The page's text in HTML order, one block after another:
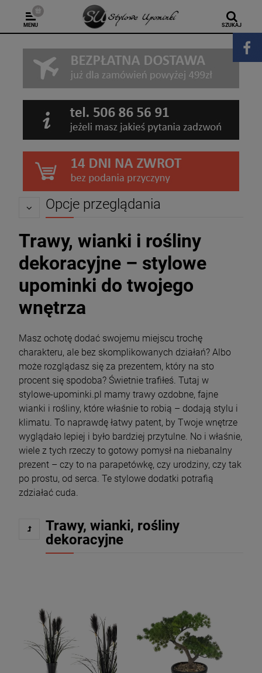
MENU SZUKAJ
Opcje przeglądania
Trawy, wianki i rośliny
dekoracyjne – stylowe
upominki do twojego
wnętrza
Masz ochotę dodać swojemu miejscu trochę
charakteru, ale bez skomplikowanych działań? Albo
może rozglądasz się za prezentem, który na sto
procent się spodoba? Świetnie trafiłeś. Tutaj w
stylowe-upominki.pl mamy trawy ozdobne, fajne
wianki i rośliny, które właśnie to robią – dodają stylu i
klimatu. To naprawdę łatwy patent, by Twoje wnętrze
wyglądało lepiej i było bardziej przytulne. No i właśnie,
wiele z tych rzeczy to gotowy pomysł na niebanalny
prezent – czy to na parapetówkę, czy urodziny, czy tak
po prostu, od serca. Te stylowe dodatki potrafią
zdziałać cuda.
Trawy, wianki, rośliny
dekoracyjne